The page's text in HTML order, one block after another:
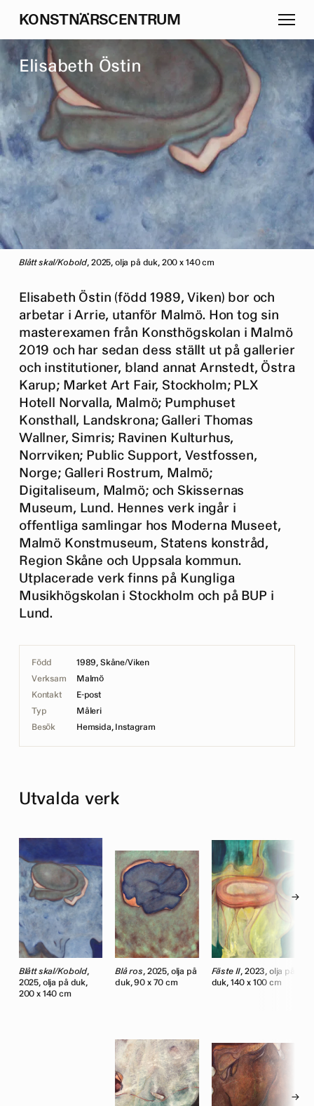
KONSTNÄRSCENTRUM
Elisabeth Östin
Blått skal/Kobold, 2025, olja på duk, 200 x 140 cm
Elisabeth Östin (född 1989, Viken) bor och
arbetar i Arrie, utanför Malmö. Hon tog sin
masterexamen från Konsthögskolan i Malmö
2019 och har sedan dess ställt ut på gallerier
och institutioner, bland annat Arnstedt, Östra
Karup; Market Art Fair, Stockholm; PLX
Hotell Norvalla, Malmö; Pumphuset
Konsthall, Landskrona; Galleri Thomas
Wallner, Simris; Ravinen Kulturhus,
Norrviken; Public Support, Vestfossen,
Norge; Galleri Rostrum, Malmö;
Digitaliseum, Malmö; och Skissernas
Museum, Lund. Hennes verk ingår i
offentliga samlingar hos Moderna Museet,
Malmö Konstmuseum, Statens konstråd,
Region Skåne och Uppsala kommun.
Utplacerade verk finns på Kungliga
Musikhögskolan i Stockholm och på BUP i
Lund.
Född
1989, Skåne/Viken
Verksam
Malmö
Kontakt
E-post
Typ
Måleri
Besök
Hemsida, Instagram
Utvalda verk
Blått skal/Kobold,
2025, olja på duk,
200 x 140 cm
Blå ros, 2025, olja på
duk, 90 x 70 cm
Fäste II, 2023, olja på
duk, 140 x 100 cm
→
→